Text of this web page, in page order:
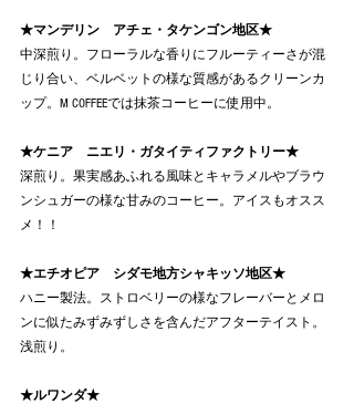
★マンデリン　アチェ・タケンゴン地区★
中深煎り。フローラルな香りにフルーティーさが混
じり合い、ベルベットの様な質感があるクリーンカ
ップ。M COFFEEでは抹茶コーヒーに使用中。
★ケニア　ニエリ・ガタイティファクトリー★
深煎り。果実感あふれる風味とキャラメルやブラウ
ンシュガーの様な甘みのコーヒー。アイスもオスス
メ！！
★エチオピア　シダモ地方シャキッソ地区★
ハニー製法。ストロベリーの様なフレーバーとメロ
ンに似たみずみずしさを含んだアフターテイスト。
浅煎り。
★ルワンダ★